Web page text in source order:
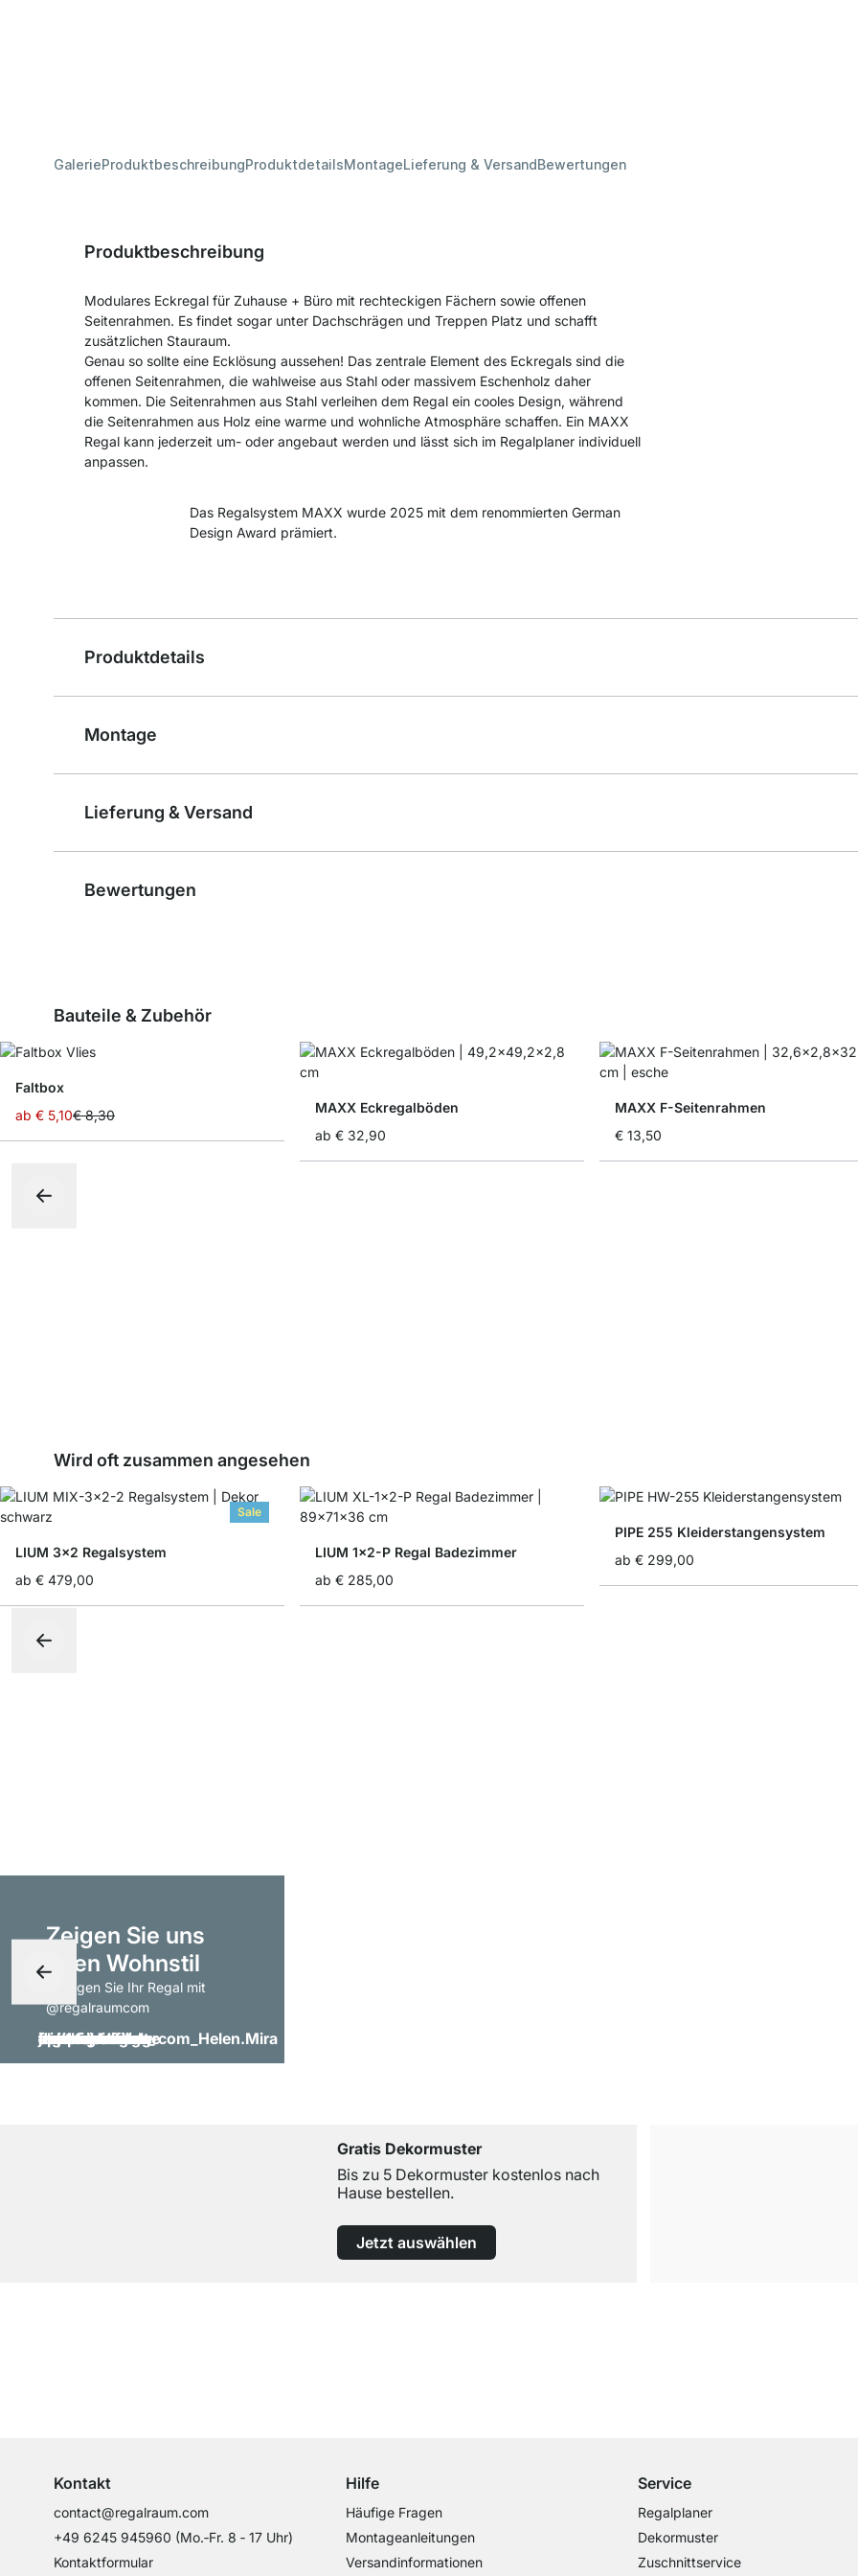
GalerieProduktbeschreibungProduktdetailsMontageLieferung & VersandBewertungen
Produktbeschreibung
Modulares Eckregal für Zuhause + Büro mit rechteckigen Fächern sowie offenen
Seitenrahmen. Es findet sogar unter Dachschrägen und Treppen Platz und schafft
zusätzlichen Stauraum.
Genau so sollte eine Ecklösung aussehen! Das zentrale Element des Eckregals sind die
offenen Seitenrahmen, die wahlweise aus Stahl oder massivem Eschenholz daher
kommen. Die Seitenrahmen aus Stahl verleihen dem Regal ein cooles Design, während
die Seitenrahmen aus Holz eine warme und wohnliche Atmosphäre schaffen. Ein MAXX
Regal kann jederzeit um- oder angebaut werden und lässt sich im Regalplaner individuell
anpassen.
Das Regalsystem MAXX wurde 2025 mit dem renommierten German
Design Award prämiert.
Produktdetails
Montage
Lieferung & Versand
Bewertungen
Bauteile & Zubehör
Faltbox
ab € 5,10€ 8,30
MAXX Eckregalböden
ab € 32,90
MAXX F-Seitenrahmen
€ 13,50
Wird oft zusammen angesehen
Sale
LIUM 3x2 Regalsystem
ab € 479,00
LIUM 1x2-P Regal Badezimmer
ab € 285,00
PIPE 255 Kleiderstangensystem
ab € 299,00
Zeigen Sie uns
Ihren Wohnstil
- taggen Sie Ihr Regal mit
@regalraumcom
Gratis Dekormuster
Bis zu 5 Dekormuster kostenlos nach
Hause bestellen.
Jetzt auswählen
Kontakt
contact@regalraum.com
+49 6245 945960 (Mo.‑Fr. 8 ‑ 17 Uhr)
Kontaktformular
Hilfe
Häufige Fragen
Montageanleitungen
Versandinformationen
Service
Regalplaner
Dekormuster
Zuschnittservice